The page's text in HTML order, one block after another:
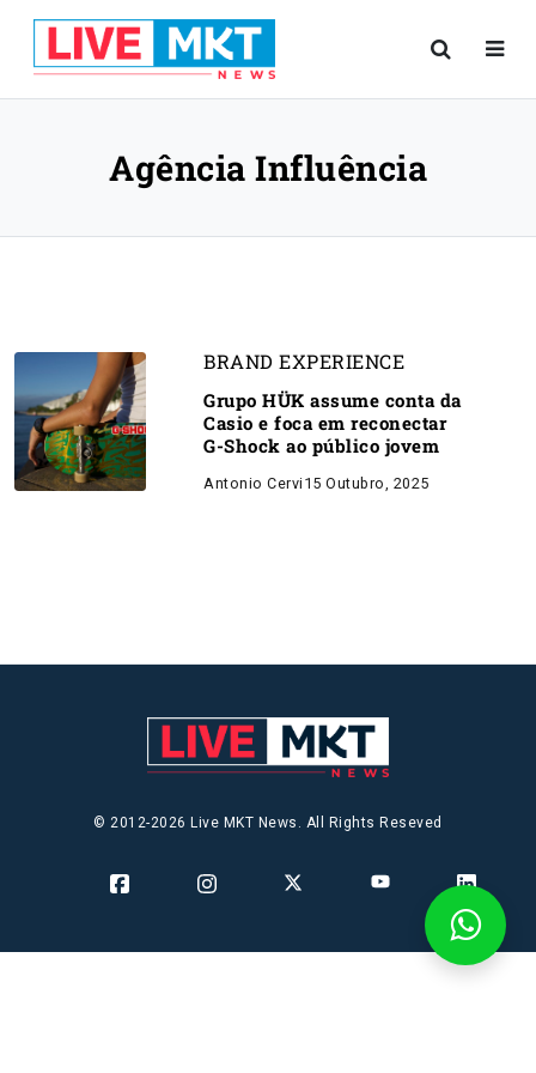
Agência Influência
BRAND EXPERIENCE
Grupo HÜK assume conta da
Casio e foca em reconectar
G-Shock ao público jovem
Antonio Cervi 15 Outubro, 2025
© 2012-2026 Live MKT News. All Rights Reseved